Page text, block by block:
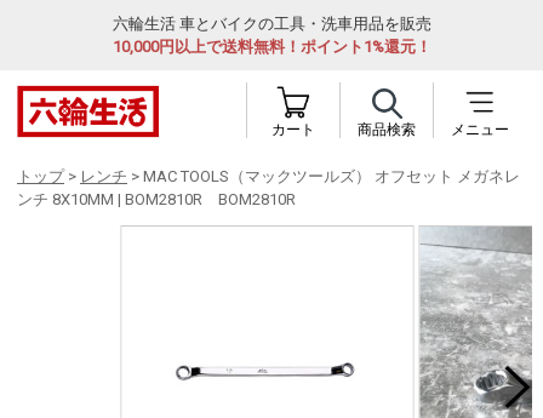
六輪生活 車とバイクの工具・洗車用品を販売
10,000円以上で送料無料！ポイント1%還元！
カート 商品検索 メニュー
トップ> レンチ > MAC TOOLS（マックツールズ） オフセット メガネレ
ンチ 8X10MM | BOM2810R BOM2810R